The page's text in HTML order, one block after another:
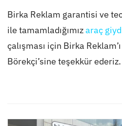
Birka Reklam garantisi ve
ile tamamladığımızaraç
çalışması için Birka
Börekçi’sine teşekkür ederiz.